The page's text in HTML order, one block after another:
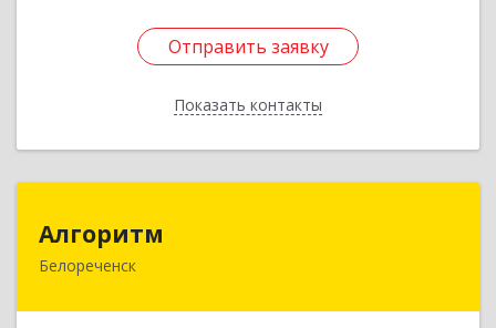
Отправить заявку
Показать контакты
Отправить заявку
Назад
Алгоритм
Белореченск
352630, Краснодарский край, Белореченский р-